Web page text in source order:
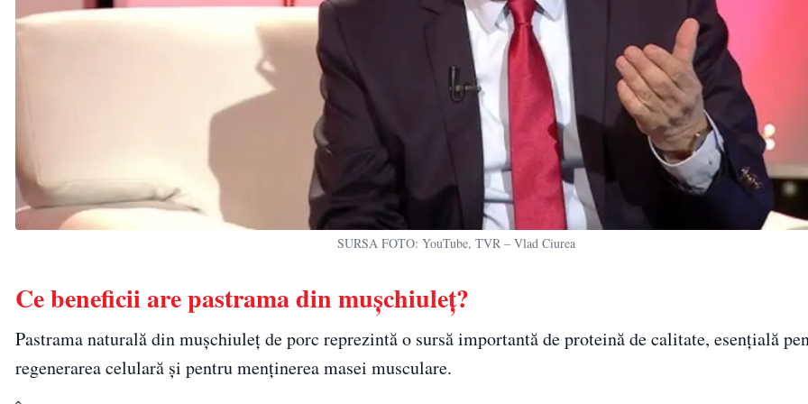
SURSA FOTO: YouTube, TVR – Vlad Ciurea
Ce beneficii are pastrama din mușchiuleț?
Pastrama naturală din mușchiuleț de porc reprezintă o sursă importantă de proteină de calitate, esențială
regenerarea celulară și pentru menținerea masei musculare.